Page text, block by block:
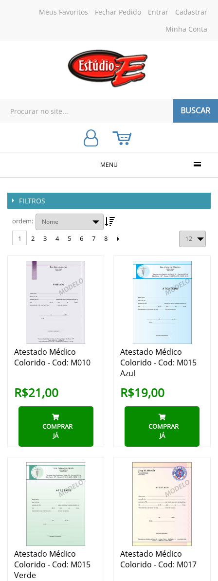
Cadastrar
Entrar
Fechar Pedido
Meus Favoritos
Minha Conta
BUSCAR
MENU
FILTROS
ordem
1
2 3 4 5 6 7 8
Atestado Médico
Colorido - Cod: M010
R$21,00
COMPRAR
JÁ
Atestado Médico
Colorido - Cod: M015
Azul
R$19,00
COMPRAR
JÁ
Atestado Médico
Colorido - Cod: M015
Verde
Atestado Médico
Colorido - Cod: M017